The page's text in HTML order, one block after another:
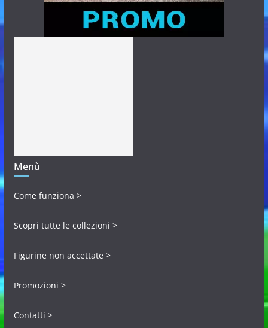
Menù
Come funziona >
Scopri tutte le collezioni >
Figurine non accettate >
Promozioni >
Contatti >